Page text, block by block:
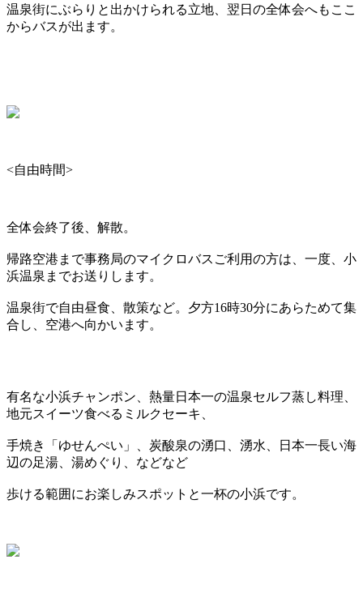
温泉街にぶらりと出かけられる立地、翌日の全体会へもここ
からバスが出ます。
<自由時間>
全体会終了後、解散。
帰路空港まで事務局のマイクロバスご利用の方は、一度、小
浜温泉までお送りします。
温泉街で自由昼食、散策など。夕方16時30分にあらためて集
合し、空港へ向かいます。
有名な小浜チャンポン、熱量日本一の温泉セルフ蒸し料理、
地元スイーツ食べるミルクセーキ、
手焼き「ゆせんぺい」、炭酸泉の湧口、湧水、日本一長い海
辺の足湯、湯めぐり、などなど
歩ける範囲にお楽しみスポットと一杯の小浜です。